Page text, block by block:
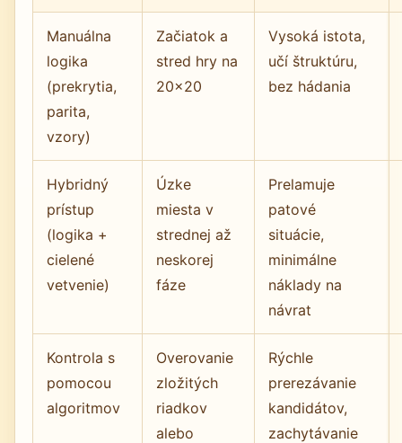
Manuálna
logika
(prekrytia,
parita,
vzory)
Začiatok a
stred hry na
20×20
Vysoká istota,
učí štruktúru,
bez hádania
Hybridný
prístup
(logika +
cielené
vetvenie)
Úzke
miesta v
strednej až
neskorej
fáze
Prelamuje
patové
situácie,
minimálne
náklady na
návrat
Kontrola s
pomocou
algoritmov
Overovanie
zložitých
riadkov
alebo
Rýchle
prerezávanie
kandidátov,
zachytávanie